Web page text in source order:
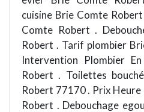
cuisine Brie Comte
Comte Robert .
Robert . Tarif plombier
Intervention Plombier
Robert . Toilettes
Robert 77170 . Prix
Robert . Debouchage